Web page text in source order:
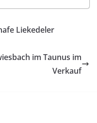
Liekedeler
im Taunus im
Verkauf